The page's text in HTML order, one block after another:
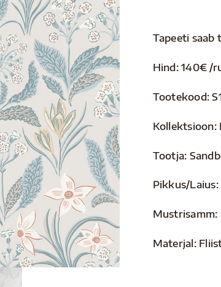
Tapeeti saab
Hind: 140€ /
Tootekood:
Kollektsioon:
Tootja:
Pikkus/Laius:
Mustrisamm:
Materjal: